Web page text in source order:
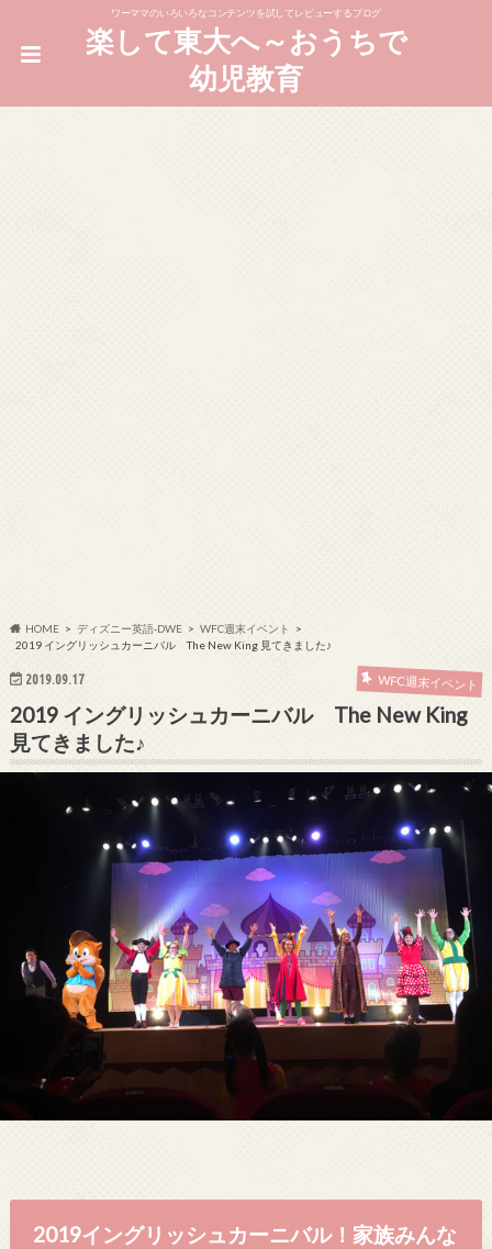
ワーママのいろいろなコンテンツを試してレビューするブログ
楽して東大へ～おうちで
幼児教育
HOME ディズニー英語-DWE
WFC週末イベント
2019 イングリッシュカーニバル The New King 見てきました♪
2019.09.17 WFC週末イベント
2019 イングリッシュカーニバル The New King
見てきました♪
2019イングリッシュカーニバル！家族みんな